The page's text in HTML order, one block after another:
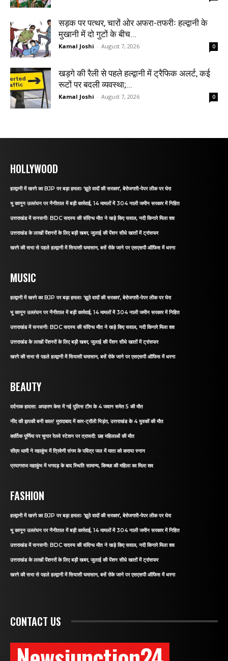
सड़क पर पत्थर, चारों ओर अफरा-तफरीः हल्द्वानी के
मुखानी में दो गुटों के बीच...
Kamal Joshi - August 7, 2026 0
खड़गे की रैली से पहले हल्द्वानी में ट्रैफिक अलर्ट, कई
रूटों पर बदली व्यवस्था;...
Kamal Joshi - August 7, 2026 0
HOLLYWOOD
हल्द्वानी में खरगे का BJP पर बड़ा हमलाः ‘झूठे वादों की सरकार’, बेरोजगारी-पेपर लीक पर घेरा
भू कानून उल्लंघन पर नैनीताल में बड़ी कार्रवाई, 14 मामलों में 304 नाली जमीन सरकार में निहित
उत्तराखंड में सनसनीः BDC सदस्य की संदिग्ध मौत ने खड़े किए सवाल, नदी किनारे मिला शव
उत्तराखंड के लाखों पेंशनरों के लिए बड़ी खबर, जुलाई की पेंशन सीधे खातों में ट्रांसफर
खरगे की सभा से पहले हल्द्वानी में सियासी घमासान, बसें रोके जाने पर एसएसपी ऑफिस में धरना
MUSIC
हल्द्वानी में खरगे का BJP पर बड़ा हमलाः ‘झूठे वादों की सरकार’, बेरोजगारी-पेपर लीक पर घेरा
भू कानून उल्लंघन पर नैनीताल में बड़ी कार्रवाई, 14 मामलों में 304 नाली जमीन सरकार में निहित
उत्तराखंड में सनसनीः BDC सदस्य की संदिग्ध मौत ने खड़े किए सवाल, नदी किनारे मिला शव
उत्तराखंड के लाखों पेंशनरों के लिए बड़ी खबर, जुलाई की पेंशन सीधे खातों में ट्रांसफर
खरगे की सभा से पहले हल्द्वानी में सियासी घमासान, बसें रोके जाने पर एसएसपी ऑफिस में धरना
BEAUTY
दर्दनाक हादसा: अपहरण केस में गई पुलिस टीम के 4 जवान समेत 5 की मौत
नींद की झपकी बनी काल! मुरादाबाद में कार-ट्रॉली भिड़ंत, उत्तराखंड के 4 युवकों की मौत
कार्तिक पूर्णिमा पर चुनार रेलवे स्टेशन पर त्रासदी: छह महिलाओं की मौत
सीएम धामी ने महाकुंभ में त्रिवेणी संगम के पवित्र जल में माता को कराया स्नान
प्रयागराज महाकुंभ में भगदड़ के बाद स्थिति सामान्य, किच्छा की महिला का मिला शव
FASHION
हल्द्वानी में खरगे का BJP पर बड़ा हमलाः ‘झूठे वादों की सरकार’, बेरोजगारी-पेपर लीक पर घेरा
भू कानून उल्लंघन पर नैनीताल में बड़ी कार्रवाई, 14 मामलों में 304 नाली जमीन सरकार में निहित
उत्तराखंड में सनसनीः BDC सदस्य की संदिग्ध मौत ने खड़े किए सवाल, नदी किनारे मिला शव
उत्तराखंड के लाखों पेंशनरों के लिए बड़ी खबर, जुलाई की पेंशन सीधे खातों में ट्रांसफर
खरगे की सभा से पहले हल्द्वानी में सियासी घमासान, बसें रोके जाने पर एसएसपी ऑफिस में धरना
CONTACT US